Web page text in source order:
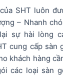
SHT luôn
– Nhanh
sự hài lòng
cung cấp sàn
khách hàng
các loại sàn